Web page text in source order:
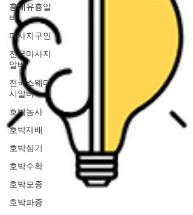
홍대유흥알
바
마사지구인
전국마사지
알바
전국스웨디
시알바
호박농사
호박재배
호박심기
호박수확
호박모종
호박파종